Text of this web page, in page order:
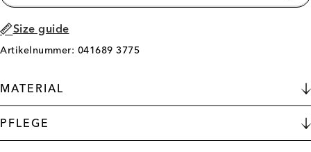
Size guide
Artikelnummer: 041689 3775
MATERIAL
PFLEGE